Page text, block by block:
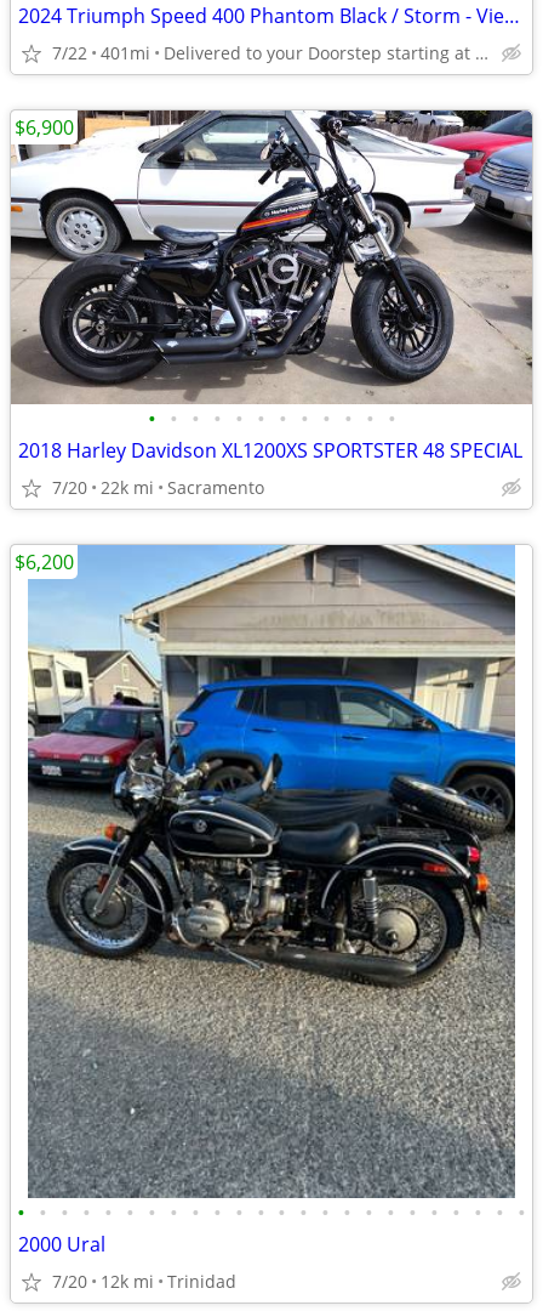
2024 Triumph Speed 400 Phantom Black / Storm - View More Similar...
7/22 401mi Delivered to your Doorstep starting at $189
• • • • • • • • • • • •
2018 Harley Davidson XL1200XS SPORTSTER 48 SPECIAL
7/20 22k mi Sacramento
$6,900
• • • • • • • • • • • • • • • • • • • • • • • •
2000 Ural
7/20 12k mi Trinidad
$6,200